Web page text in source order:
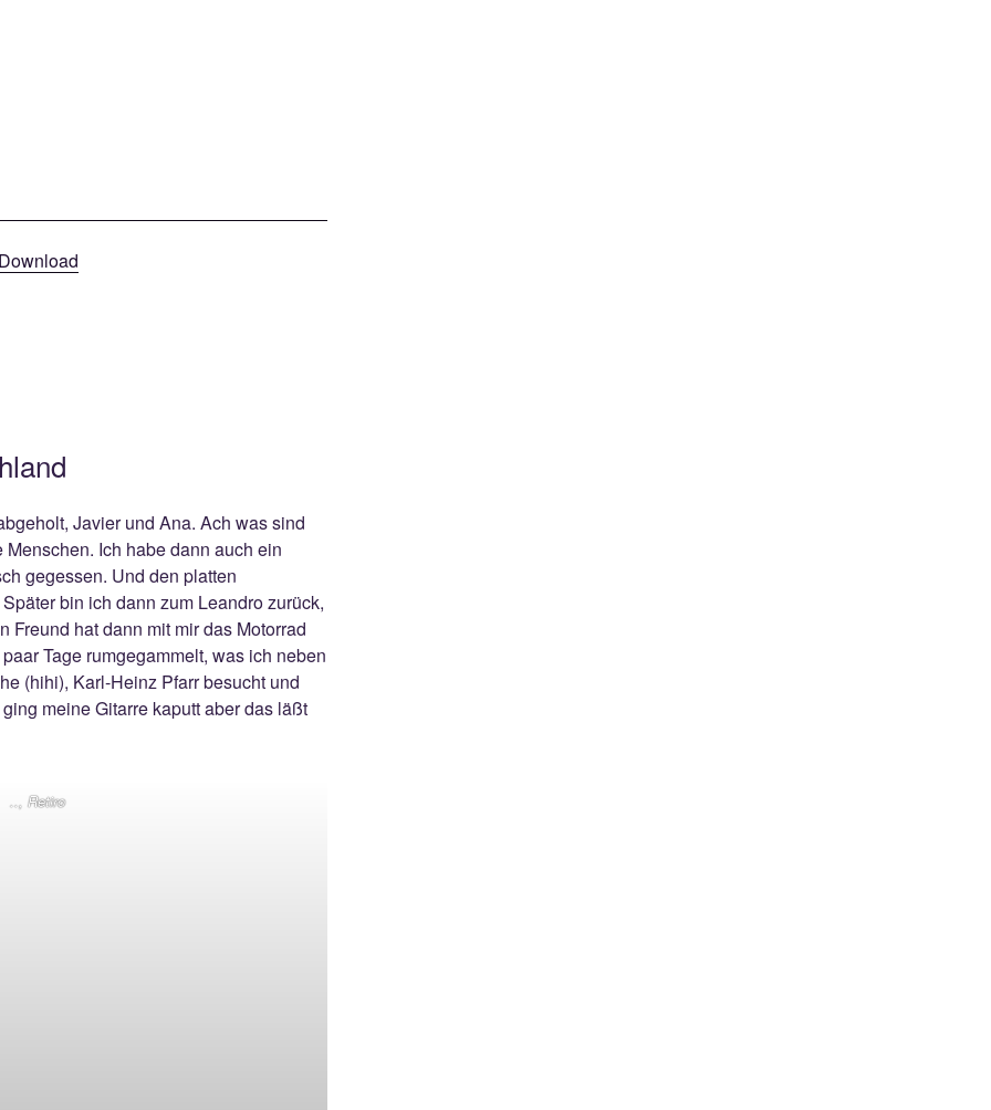
Javier und Ana. Ach was sind
Ich habe dann auch ein
gegessen. Und den platten
bin ich dann zum Leandro zurück,
Freund hat dann mit mir das Motorrad
Tage rumgegammelt, was ich neben
(hihi), Karl-Heinz Pfarr besucht und
meine Gitarre kaputt aber das läßt
.., Retiro